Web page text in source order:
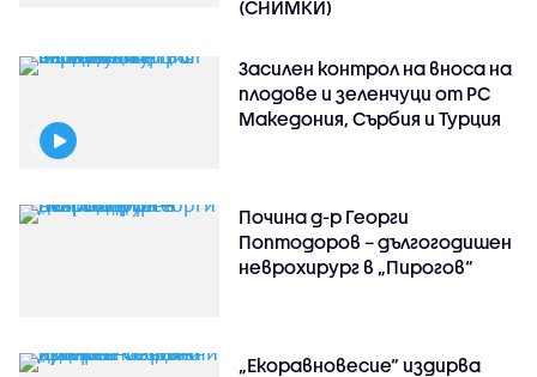
(СНИМКИ)
Засилен контрол на вноса на
плодове и зеленчуци от РС
Македония, Сърбия и Турция
Почина д-р Георги
Поптодоров – дългогодишен
неврохирург в „Пирогов“
„Екоравновесие“ издирва